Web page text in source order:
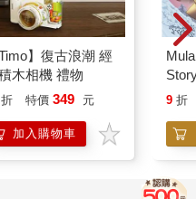
Timo】復古浪潮 經
木相機 禮物
折 特價 349 元
加入購物車
9 折